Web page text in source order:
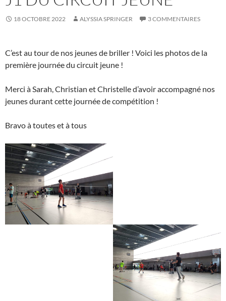
18 OCTOBRE 2022 ALYSSIA SPRINGER 3 COMMENTAIRES
C’est au tour de nos jeunes de briller ! Voici les photos de la
première journée du circuit jeune !
Merci à Sarah, Christian et Christelle d’avoir accompagné nos
jeunes durant cette journée de compétition !
Bravo à toutes et à tous